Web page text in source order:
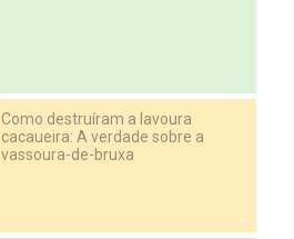
Como destruíram a lavoura
cacaueira: A verdade sobre a
vassoura-de-bruxa